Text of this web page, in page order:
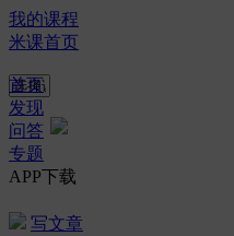
我的课程
米课首页
首页
发现
问答
专题
APP下载
写文章